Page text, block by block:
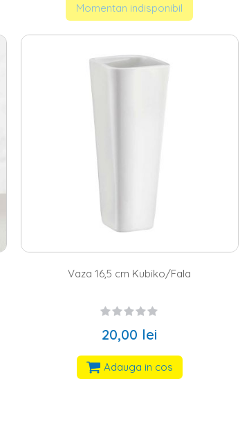
Momentan indisponibil
Vaza 16,5 cm Kubiko/Fala
20,00 lei
Adauga in cos